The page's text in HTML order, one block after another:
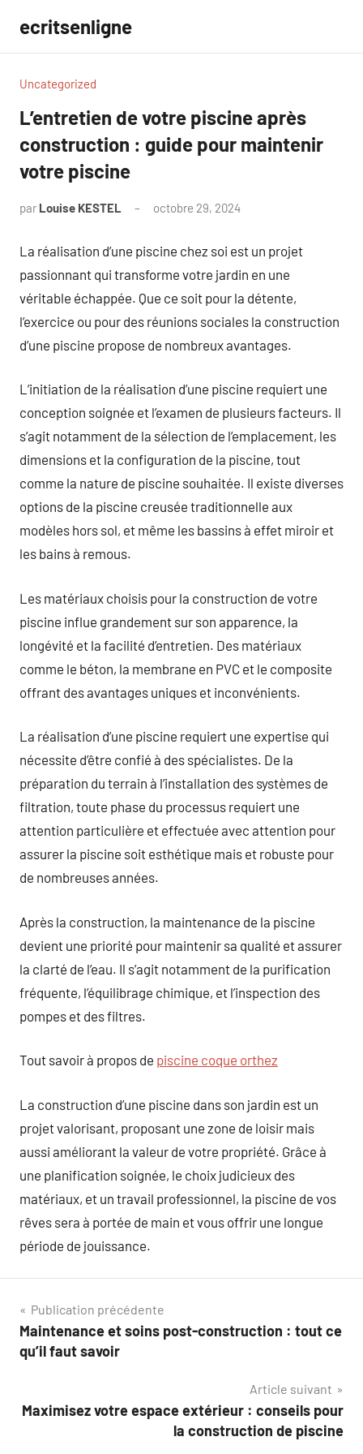
contenu
ecritsenligne
Uncategorized
L’entretien de votre piscine après
construction : guide pour maintenir
votre piscine
par Louise KESTEL octobre 29, 2024
La réalisation d’une piscine chez soi est un projet
passionnant qui transforme votre jardin en une
véritable échappée. Que ce soit pour la détente,
l’exercice ou pour des réunions sociales la construction
d’une piscine propose de nombreux avantages.
L’initiation de la réalisation d’une piscine requiert une
conception soignée et l’examen de plusieurs facteurs. Il
s’agit notamment de la sélection de l’emplacement, les
dimensions et la configuration de la piscine, tout
comme la nature de piscine souhaitée. Il existe diverses
options de la piscine creusée traditionnelle aux
modèles hors sol, et même les bassins à effet miroir et
les bains à remous.
Les matériaux choisis pour la construction de votre
piscine influe grandement sur son apparence, la
longévité et la facilité d’entretien. Des matériaux
comme le béton, la membrane en PVC et le composite
offrant des avantages uniques et inconvénients.
La réalisation d’une piscine requiert une expertise qui
nécessite d’être confié à des spécialistes. De la
préparation du terrain à l’installation des systèmes de
filtration, toute phase du processus requiert une
attention particulière et effectuée avec attention pour
assurer la piscine soit esthétique mais et robuste pour
de nombreuses années.
Après la construction, la maintenance de la piscine
devient une priorité pour maintenir sa qualité et assurer
la clarté de l’eau. Il s’agit notamment de la purification
fréquente, l’équilibrage chimique, et l’inspection des
pompes et des filtres.
Tout savoir à propos de piscine coque orthez
La construction d’une piscine dans son jardin est un
projet valorisant, proposant une zone de loisir mais
aussi améliorant la valeur de votre propriété. Grâce à
une planification soignée, le choix judicieux des
matériaux, et un travail professionnel, la piscine de vos
rêves sera à portée de main et vous offrir une longue
période de jouissance.
Navigation
de
Publication précédente
Maintenance et soins post-construction : tout ce
qu’il faut savoir
Article suivant
Maximisez votre espace extérieur : conseils pour
la construction de piscine